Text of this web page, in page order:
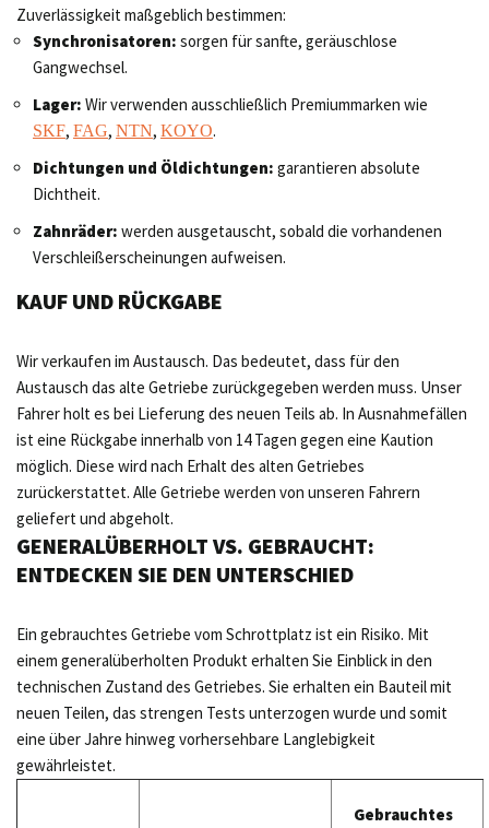
Zuverlässigkeit maßgeblich bestimmen:
Synchronisatoren: sorgen für sanfte, geräuschlose
Gangwechsel.
Lager: Wir verwenden ausschließlich Premiummarken wie
SKF, FAG, NTN, KOYO.
Dichtungen und Öldichtungen: garantieren absolute
Dichtheit.
Zahnräder: werden ausgetauscht, sobald die vorhandenen
Verschleißerscheinungen aufweisen.
KAUF UND RÜCKGABE
Wir verkaufen im Austausch. Das bedeutet, dass für den
Austausch das alte Getriebe zurückgegeben werden muss. Unser
Fahrer holt es bei Lieferung des neuen Teils ab. In Ausnahmefällen
ist eine Rückgabe innerhalb von 14 Tagen gegen eine Kaution
möglich. Diese wird nach Erhalt des alten Getriebes
zurückerstattet. Alle Getriebe werden von unseren Fahrern
geliefert und abgeholt.
GENERALÜBERHOLT VS. GEBRAUCHT:
ENTDECKEN SIE DEN UNTERSCHIED
Ein gebrauchtes Getriebe vom Schrottplatz ist ein Risiko. Mit
einem generalüberholten Produkt erhalten Sie Einblick in den
technischen Zustand des Getriebes. Sie erhalten ein Bauteil mit
neuen Teilen, das strengen Tests unterzogen wurde und somit
eine über Jahre hinweg vorhersehbare Langlebigkeit
gewährleistet.
Gebrauchtes